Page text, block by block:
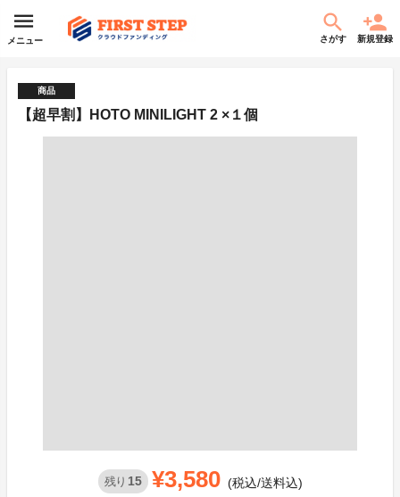
メニュー さがす 新規登録
商品
【超早割】HOTO MINILIGHT 2 ×１個
残り 15 ¥3,580 (税込/送料込)